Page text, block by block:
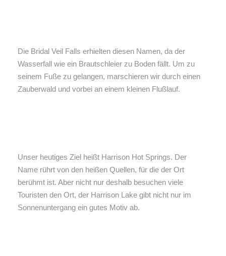
Die Bridal Veil Falls erhielten diesen Namen, da der
Wasserfall wie ein Brautschleier zu Boden fällt. Um zu
seinem Fuße zu gelangen, marschieren wir durch einen
Zauberwald und vorbei an einem kleinen Flußlauf.
Unser heutiges Ziel heißt Harrison Hot Springs. Der
Name rührt von den heißen Quellen, für die der Ort
berühmt ist. Aber nicht nur deshalb besuchen viele
Touristen den Ort, der Harrison Lake gibt nicht nur im
Sonnenuntergang ein gutes Motiv ab.